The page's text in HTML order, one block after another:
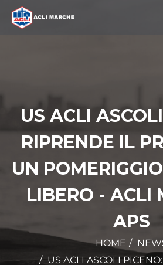
US ACLI
RIPRENDE IL
UN
LIBERO - ACLI
APS
HOME
US ACLI ASCOLI